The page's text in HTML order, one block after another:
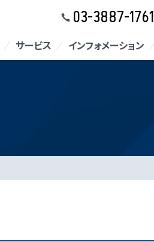
03-3887-1761
サービス インフォメーション